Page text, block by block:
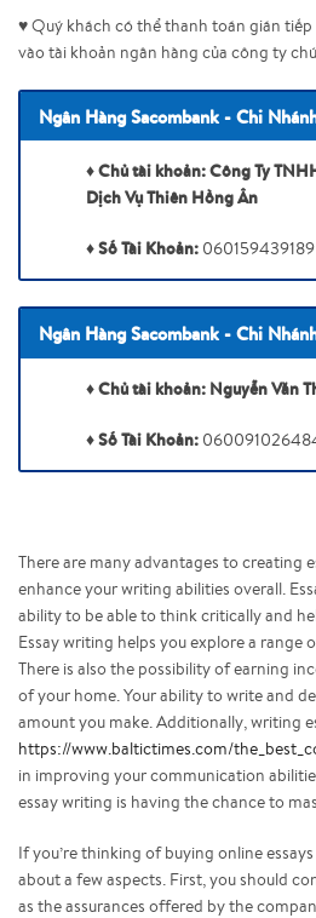
♥ Quý khách có thể thanh toán gián
vào tài khoản ngân hàng của công ty
Ngân Hàng Sacombank - Chi
♦Chủ tài khoản:Công Ty
Dịch Vụ Thiên Hồng Ân
♦Số Tài Khoản: 060159439189
Ngân Hàng Sacombank - Chi
♦Chủ tài khoản: Nguyễn Văn
♦Số Tài Khoản:
There are many advantages to creating
enhance your writing abilities overall.
ability to be able to think critically and
Essay writing helps you explore a range
There is also the possibility of earning
of your home. Your ability to write and
amount you make. Additionally, writing
https://www.baltictimes.com/
in improving your communication
essay writing is having the chance to
If you’re thinking of buying online
about a few aspects. First, you should
as the assurances offered by the